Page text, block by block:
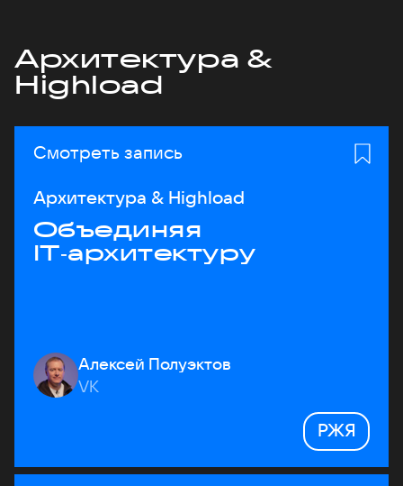
Архитектура &
Highload
Смотреть запись
Архитектура & Highload
Объединяя
IT‑архитектуру
Алексей Полуэктов
VK
РЖЯ